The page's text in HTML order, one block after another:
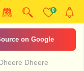
0
on Google
Dheere